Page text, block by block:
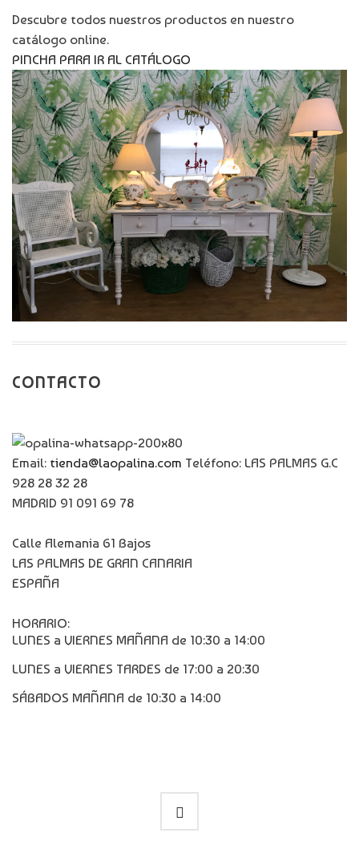
Descubre todos nuestros productos en nuestro
catálogo online.
PINCHA PARA IR AL CATÁLOGO
CONTACTO
Email: tienda@laopalina.com Teléfono: LAS PALMAS G.C
928 28 32 28
MADRID 91 091 69 78
Calle Alemania 61 Bajos
LAS PALMAS DE GRAN CANARIA
ESPAÑA
HORARIO:
LUNES a VIERNES MAÑANA de 10:30 a 14:00
LUNES a VIERNES TARDES de 17:00 a 20:30
SÁBADOS MAÑANA de 10:30 a 14:00